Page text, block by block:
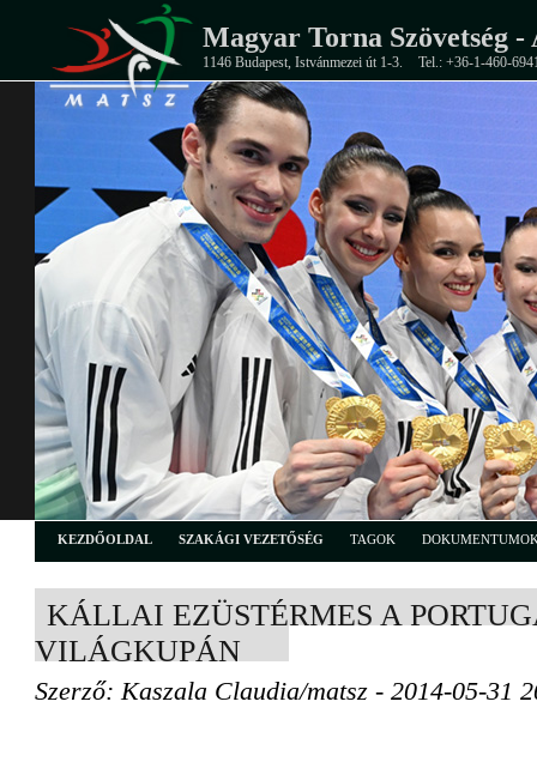
Magyar Torna Szövetség -
1146 Budapest, Istvánmezei út 1-3. Tel.: +36-1-460-
KEZDŐOLDAL SZAKÁGI VEZETŐSÉG TAGOK
KÁLLAI EZÜSTÉRMES A
VILÁGKUPÁN
Szerző: Kaszala Claudia/matsz - 2014-05-31